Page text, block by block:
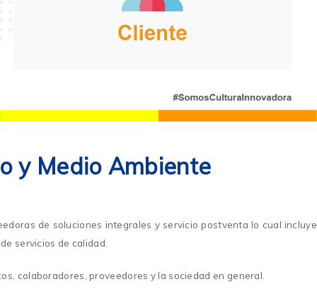
y Medio Ambiente
de soluciones integrales y servicio postventa lo cual incluye
servicios de calidad.
colaboradores, proveedores y la sociedad en general.